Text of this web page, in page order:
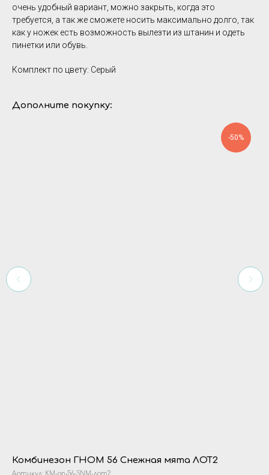
очень удобный вариант, можно закрыть, когда это
требуется, а так же сможете носить максимально долго, так
как у ножек есть возможность вылезти из штанин и одеть
пинетки или обувь.
Комплект по цвету: Серый
Дополните покупку:
-50%
Комбинезон ГНОМ 56 Снежная мята ЛОТ2
Артикул: KM-gn-56-SNM-лот2